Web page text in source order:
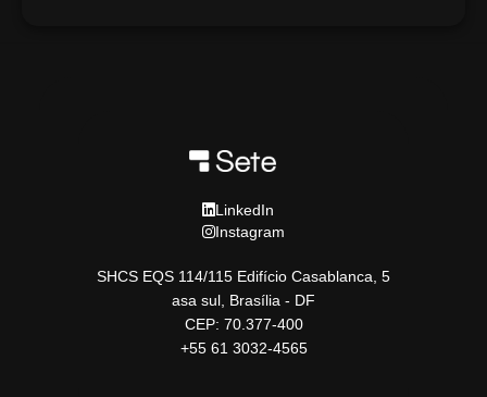
LinkedIn
Instagram
SHCS EQS 114/115 Edifício Casablanca, 5
asa sul, Brasília - DF
CEP: 70.377-400
+55 61 3032-4565